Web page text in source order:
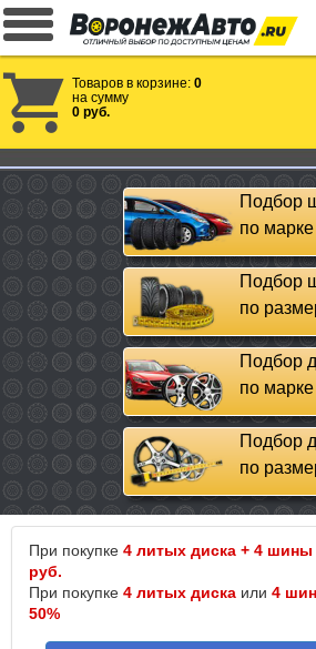
Товаров в корзине: 0
на сумму
0 руб.
Подбор
по
Подбор
по
Подбор
по
Подбор
по
При покупке 4 литых диска + 4 шины
руб.
При покупке 4 литых диска или 4
50%